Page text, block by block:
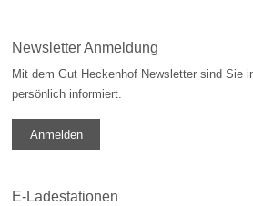
Newsletter Anmeldung
Mit dem Gut Heckenhof Newsletter sind Sie
persönlich informiert.
Anmelden
E-Ladestationen